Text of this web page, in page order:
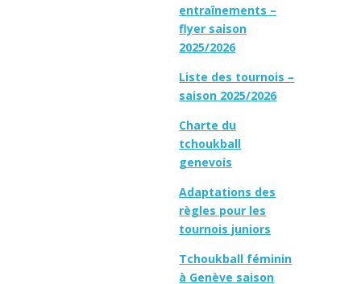
entraînements –
flyer saison
2025/2026
Liste des tournois –
saison 2025/2026
Charte du
tchoukball
genevois
Adaptations des
règles pour les
tournois juniors
Tchoukball féminin
à Genève saison